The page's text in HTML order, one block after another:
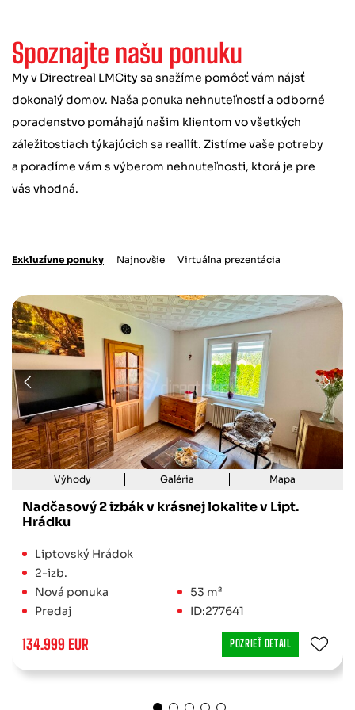
Spoznajte našu ponuku
My v Directreal LMCity sa snažíme pomôcť vám nájsť
dokonalý domov. Naša ponuka nehnuteľností a odborné
poradenstvo pomáhajú našim klientom vo všetkých
záležitostiach týkajúcich sa reallít. Zistíme vaše potreby
a poradíme vám s výberom nehnuteľnosti, ktorá je pre
vás vhodná.
Exkluzívne ponuky Najnovšie Virtuálna prezentácia
Výhody Galéria Mapa
Nadčasový 2 izbák v krásnej lokalite v Lipt.
Hrádku
Liptovský Hrádok
2-izb.
Nová ponuka
53 m²
Predaj
ID:277641
134.999 EUR POZRIEŤ DETAIL